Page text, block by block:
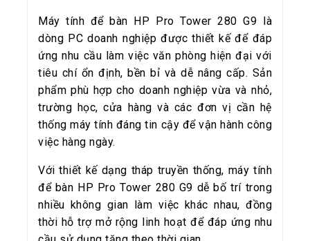
Máy tính để bàn HP Pro Tower 280 G9 là
dòng PC doanh nghiệp được thiết kế để đáp
ứng nhu cầu làm việc văn phòng hiện đại với
tiêu chí ổn định, bền bỉ và dễ nâng cấp. Sản
phẩm phù hợp cho doanh nghiệp vừa và nhỏ,
trường học, cửa hàng và các đơn vị cần hệ
thống máy tính đáng tin cậy để vận hành công
việc hàng ngày.
Với thiết kế dạng tháp truyền thống, máy tính
để bàn HP Pro Tower 280 G9 dễ bố trí trong
nhiều không gian làm việc khác nhau, đồng
thời hỗ trợ mở rộng linh hoạt để đáp ứng nhu